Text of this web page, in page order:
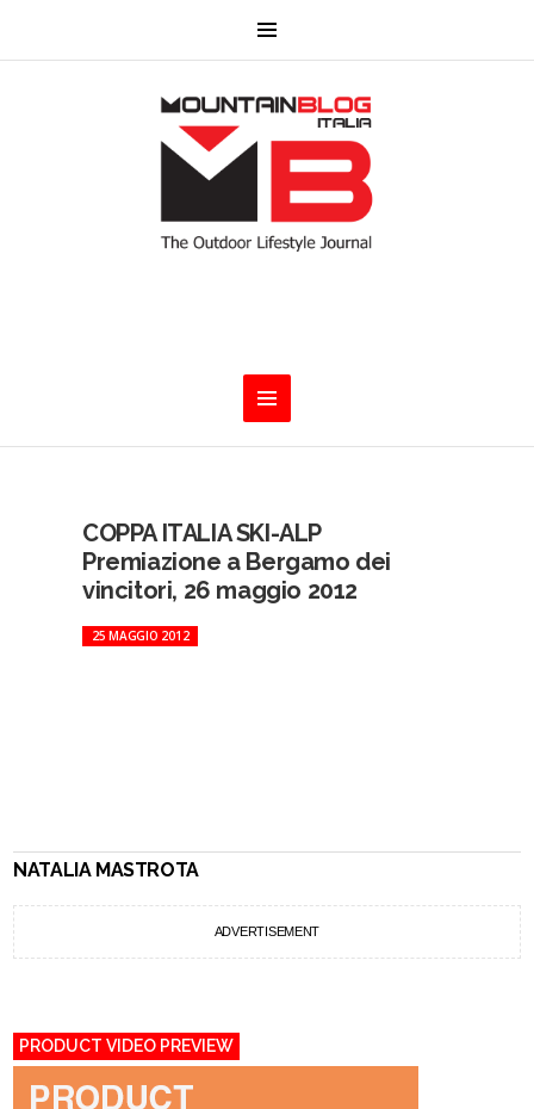
COPPA ITALIA SKI-ALP
Premiazione a Bergamo dei
vincitori, 26 maggio 2012
25 MAGGIO 2012
NATALIA MASTROTA
ADVERTISEMENT
PRODUCT VIDEO PREVIEW